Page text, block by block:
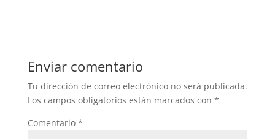
b
o
o
k
A
p
p
Enviar comentario
Tu dirección de correo electrónico no será publicada.
Los campos obligatorios están marcados con *
Comentario *